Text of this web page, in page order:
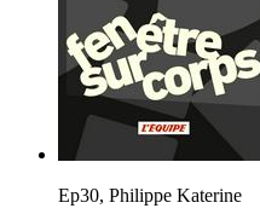
Ep30, Philippe Katerine